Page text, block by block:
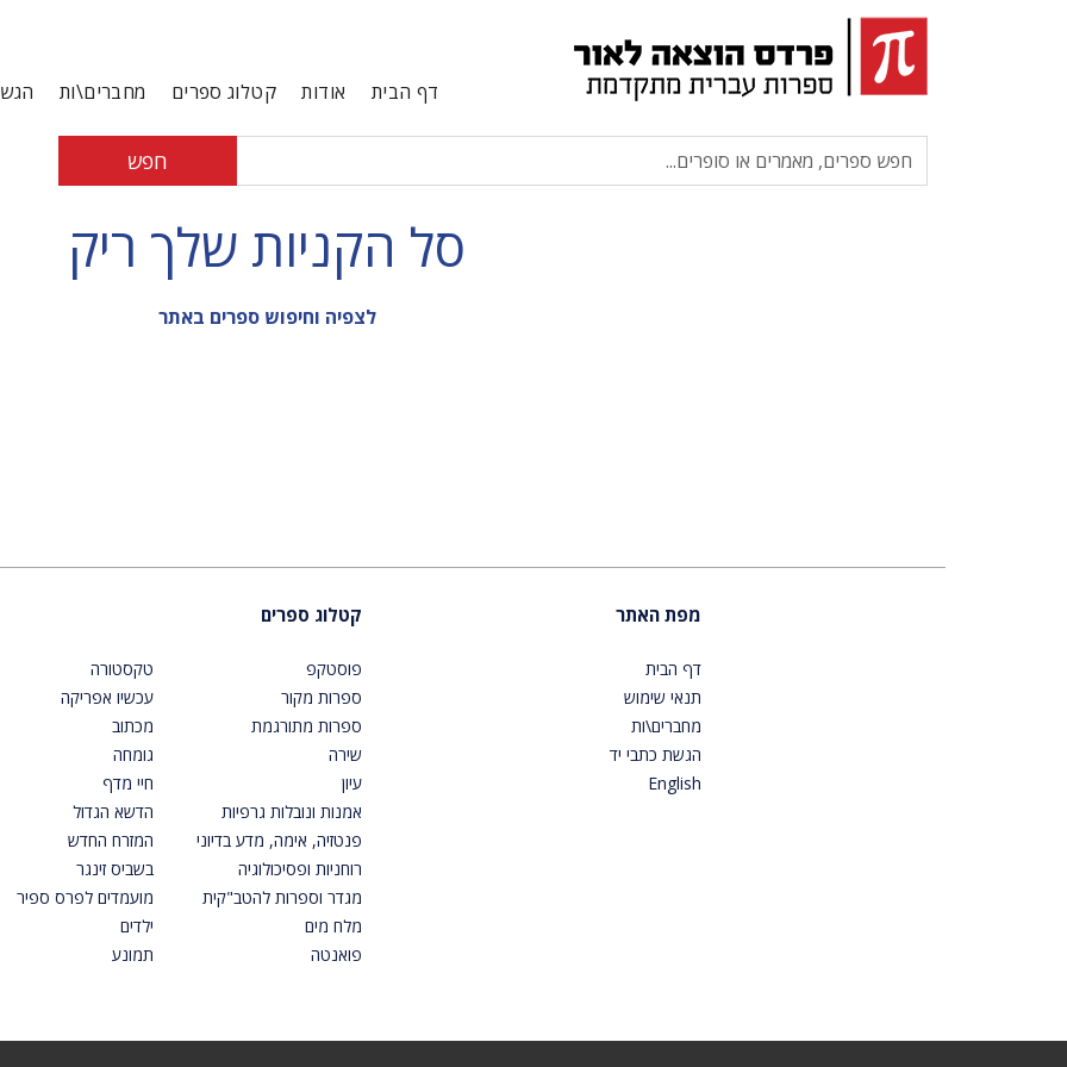
דף הבית אודות קטלוג ספרים מחברים\ות
חפש
סל הקניות שלך ריק
לצפיה וחיפוש ספרים באתר
מפת האתר
דף הבית
תנאי שימוש
מחברים\ות
הגשת כתבי יד
English
קטלוג ספרים
פוסטקפ
ספרות מקור
ספרות מתורגמת
שירה
עיון
אמנות ונובלות גרפיות
פנטזיה, אימה, מדע בדיוני
רוחניות ופסיכולוגיה
מגדר וספרות להטב"קית
מלח מים
פואנטה
טקסטורה
עכשיו אפריקה
מכתוב
גומחה
חיי מדף
הדשא הגדול
המזרח החדש
בשביס זינגר
מועמדים לפרס ספיר
ילדים
תמונע